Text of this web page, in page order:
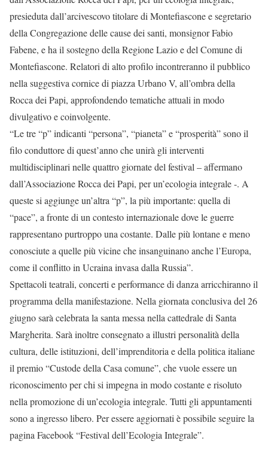
presieduta dall’arcivescovo titolare di Montefiascone e segretario
della Congregazione delle cause dei santi, monsignor Fabio
Fabene, e ha il sostegno della Regione Lazio e del Comune di
Montefiascone. Relatori di alto profilo incontreranno il pubblico
nella suggestiva cornice di piazza Urbano V, all’ombra della
Rocca dei Papi, approfondendo tematiche attuali in modo
divulgativo e coinvolgente.
“Le tre “p” indicanti “persona”, “pianeta” e “prosperità” sono il
filo conduttore di quest’anno che unirà gli interventi
multidisciplinari nelle quattro giornate del festival – affermano
dall’Associazione Rocca dei Papi, per un’ecologia integrale -. A
queste si aggiunge un’altra “p”, la più importante: quella di
“pace”, a fronte di un contesto internazionale dove le guerre
rappresentano purtroppo una costante. Dalle più lontane e meno
conosciute a quelle più vicine che insanguinano anche l’Europa,
come il conflitto in Ucraina invasa dalla Russia”.
Spettacoli teatrali, concerti e performance di danza arricchiranno il
programma della manifestazione. Nella giornata conclusiva del 26
giugno sarà celebrata la santa messa nella cattedrale di Santa
Margherita. Sarà inoltre consegnato a illustri personalità della
cultura, delle istituzioni, dell’imprenditoria e della politica italiane
il premio “Custode della Casa comune”, che vuole essere un
riconoscimento per chi si impegna in modo costante e risoluto
nella promozione di un’ecologia integrale. Tutti gli appuntamenti
sono a ingresso libero. Per essere aggiornati è possibile seguire la
pagina Facebook “Festival dell’Ecologia Integrale”.